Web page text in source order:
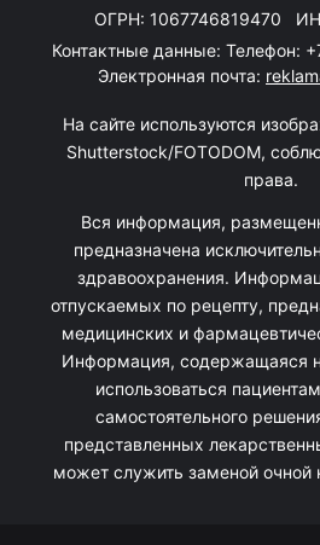
ОГРН: 1067746819470
Контактные данные: Телефон:
Электронная почта:
На сайте используются
Shutterstock/FOTODOM,
права.
Вся информация,
предназначена
здравоохранения.
отпускаемых по рецепту,
медицинских и
Информация, содержащаяся
использоваться
самостоятельного
представленных
может служить заменой очной